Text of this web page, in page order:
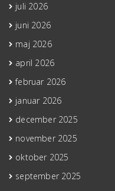
juli 2026
juni 2026
maj 2026
april 2026
februar 2026
januar 2026
december 2025
november 2025
oktober 2025
september 2025